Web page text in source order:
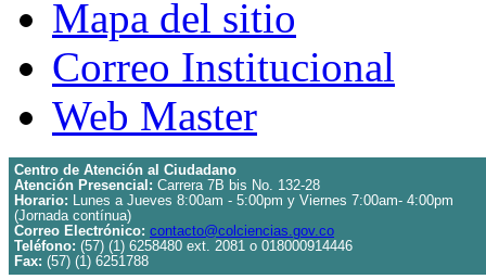
Mapa del sitio
Correo Institucional
Web Master
Centro de Atención al Ciudadano
Atención Presencial: Carrera 7B bis No. 132-28
Horario: Lunes a Jueves 8:00am - 5:00pm y Viernes 7:00am- 4:00pm
(Jornada contínua)
Correo Electrónico: contacto@colciencias.gov.co
Teléfono: (57) (1) 6258480 ext. 2081 o 018000914446
Fax: (57) (1) 6251788